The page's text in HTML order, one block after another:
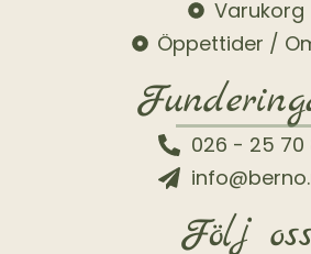
Varukorg
Öppettider /
026 - 25 70
Följ